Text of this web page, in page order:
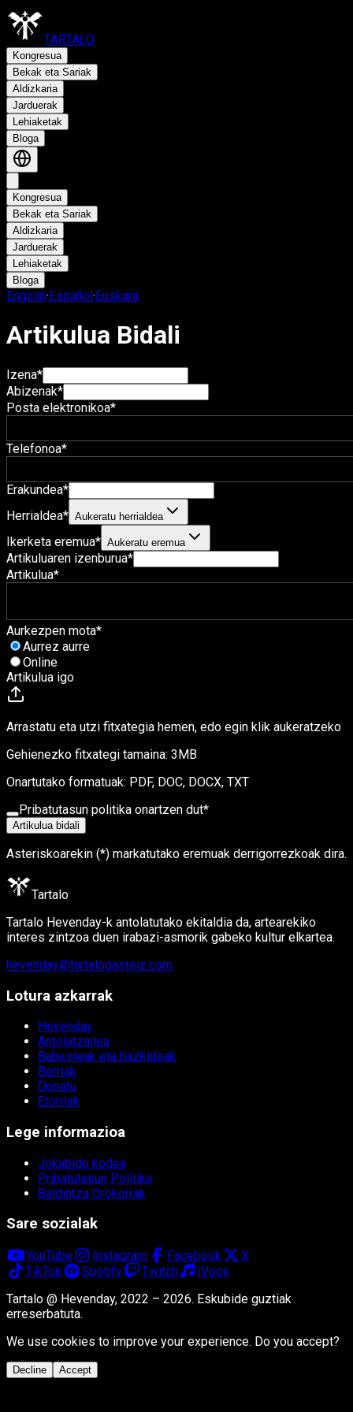
TARTALO
Kongresua
Bekak eta Sariak
Aldizkaria
Jarduerak
Lehiaketak
Bloga
Kongresua
Bekak eta Sariak
Aldizkaria
Jarduerak
Lehiaketak
Bloga
English·Español·Euskara
Artikulua Bidali
Izena*
Abizenak*
Posta elektronikoa*
Telefonoa*
Erakundea*
Herrialdea* Aukeratu herrialdea
Ikerketa eremua* Aukeratu eremua
Artikuluaren izenburua*
Artikulua*
Aurkezpen mota*
Aurrez aurre
Online
Artikulua igo
Arrastatu eta utzi fitxategia hemen, edo egin klik aukeratzeko
Gehienezko fitxategi tamaina: 3MB
Onartutako formatuak: PDF, DOC, DOCX, TXT
Pribatutasun politika onartzen dut*
Artikulua bidali
Asteriskoarekin (*) markatutako eremuak derrigorrezkoak dira.
Tartalo
Tartalo Hevenday-k antolatutako ekitaldia da, artearekiko
interes zintzoa duen irabazi-asmorik gabeko kultur elkartea.
hevenday@tartalogasteiz.com
Lotura azkarrak
Hevenday
Antolatzailea
Babesleak eta bazkideak
Berriak
Donatu
Etorriak
Lege informazioa
Jokabide kodea
Pribatutasun Politika
Baldintza Orokorrak
Sare sozialak
YouTube Instagram Facebook
X
TikTok
Spotify Twitch
iVoox
Tartalo @ Hevenday, 2022 – 2026. Eskubide guztiak
erreserbatuta.
We use cookies to improve your experience. Do you accept?
Decline Accept